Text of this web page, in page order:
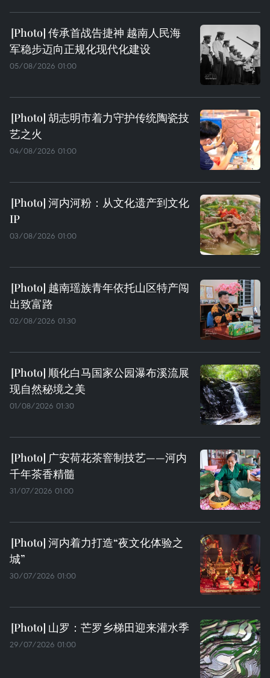
传承首战告捷神 越南人民海
军稳步迈向正规化现代化建设
05/08/2026 01:00
胡志明市着力守护传统陶瓷技
艺之火
04/08/2026 01:00
河内河粉：从文化遗产到文化
IP
03/08/2026 01:00
越南瑶族青年依托山区特产闯
出致富路
02/08/2026 01:30
顺化白马国家公园瀑布溪流展
现自然秘境之美
01/08/2026 01:30
广安荷花茶窨制技艺——河内
千年茶香精髓
31/07/2026 01:00
河内着力打造“夜文化体验之
城”
30/07/2026 01:00
山罗：芒罗乡梯田迎来灌水季
29/07/2026 01:00